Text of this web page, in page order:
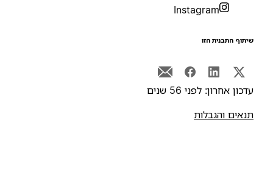
Instagram
התבנית הזו
אחרון: לפני 56 שנים
והגבלות